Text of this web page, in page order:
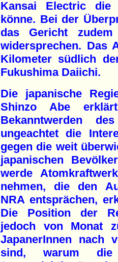
Kansai Electric die
könne. Bei der
das Gericht
widersprechen. Das
Kilometer südlich
Fukushima Daiichi.
Die japanische
Shinzo Abe
Bekanntwerden
ungeachtet die
gegen die weit
japanischen
werde
nehmen, die den
NRA entsprächen,
Die Position der
jedoch von Monat
JapanerInnen nach
sind, warum die